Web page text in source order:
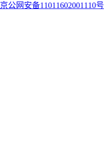
京公网安备11011602001110号